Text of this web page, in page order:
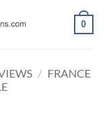
0
/ FRANCE